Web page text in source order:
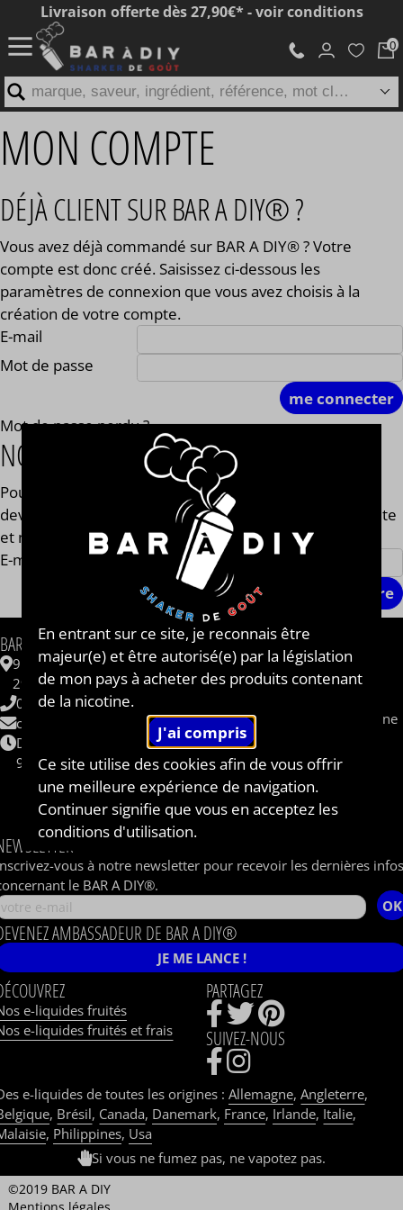
MON COMPTE
DÉJÀ CLIENT SUR BAR A DIY® ?
Vous avez déjà commandé sur BAR A DIY® ? Votre
compte est donc créé. Saisissez ci-dessous les
paramètres de connexion que vous avez choisis à la
création de votre compte.
E-mail
Mot de passe
Mot de passe perdu ?
NOUVEAU CLIENT SUR BAR A DIY® ?
Pour pouvoir effectuer un achat sur BAR A DIY®, vous
devez simplement vous inscrire. L'inscription est gratuite
et ne prend que quelques instants.
E-mail
BAR A DIY®
9 ZAC de Kergrist
29430 PLOUESCAT
06 62 48 62 33
contact@baradiy.com
Du lundi au vendredi
9h-12h / 14h-18h
INFORMATIONS
Contactez-nous
Questions fréquentes
Sel de nicotine / nicotine saline
Qui sommes nous ?
Le concept
Livraison
Shops et Partenaires
Parrainage
vous à notre newsletter pour recevoir les dernières
le BAR A DIY®.
OK
AMBASSADEUR DE BAR A DIY®
JE ME LANCE !
e-liquides fruités
e-liquides fruités et frais
PARTAGEZ
SUIVEZ-NOUS
e-liquides de toutes les origines :Allemagne,Angleterre,
, Brésil, Canada, Danemark, France, Irlande, Italie,
, Philippines, Usa
Si vous ne fumez pas, ne vapotez pas.
©2019 BAR A DIY
Mentions légales
En entrant sur ce site, je reconnais être
majeur(e) et être autorisé(e) par la législation
de mon pays à acheter des produits contenant
de la nicotine.
Ce site utilise des cookies afin de vous offrir
une meilleure expérience de navigation.
Continuer signifie que vous en acceptez les
conditions d'utilisation.
Livraison offerte dès 27,90€* - voir conditions
marque, saveur, ingrédient, référence, mot clé...